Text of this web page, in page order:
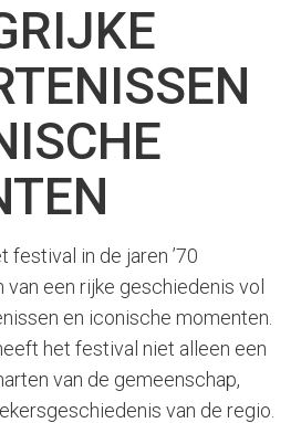
festival in de jaren ’70
een rijke geschiedenis vol
en iconische momenten.
het festival niet alleen een
van de gemeenschap,
van de regio.